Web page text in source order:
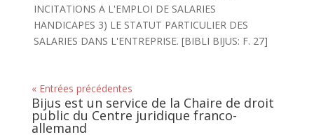
INCITATIONS A L'EMPLOI DE SALARIES
HANDICAPES 3) LE STATUT PARTICULIER DES
SALARIES DANS L'ENTREPRISE. [BIBLI BIJUS: F. 27]
« Entrées précédentes
Bijus est un service de la Chaire de droit
public du Centre juridique franco-
allemand